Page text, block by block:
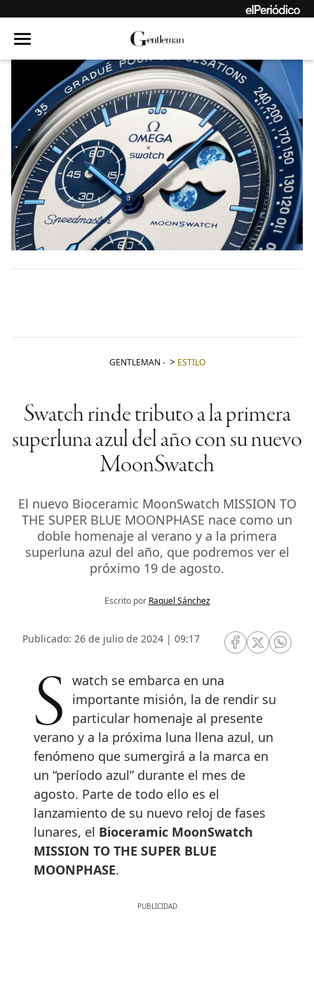
GENTLEMAN - ESTILO
Swatch rinde tributo a la primera
superluna azul del año con su nuevo
MoonSwatch
El nuevo Bioceramic MoonSwatch MISSION TO
THE SUPER BLUE MOONPHASE nace como un
doble homenaje al verano y a la primera
superluna azul del año, que podremos ver el
próximo 19 de agosto.
Escrito por Raquel Sánchez
Publicado: 26 de julio de 2024 | 09:17
RRSS Facebook
RRSSRRSS
Swatch se embarca en una
importante misión, la de rendir su
particular homenaje al presente
verano y a la próxima luna llena azul, un
fenómeno que sumergirá a la marca en
un “período azul” durante el mes de
agosto. Parte de todo ello es el
lanzamiento de su nuevo reloj de fases
lunares, el Bioceramic MoonSwatch
MISSION TO THE SUPER BLUE
MOONPHASE.